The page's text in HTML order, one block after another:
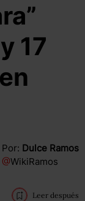
17
Por: Dulce Ramos
@WikiRamos
Leer después